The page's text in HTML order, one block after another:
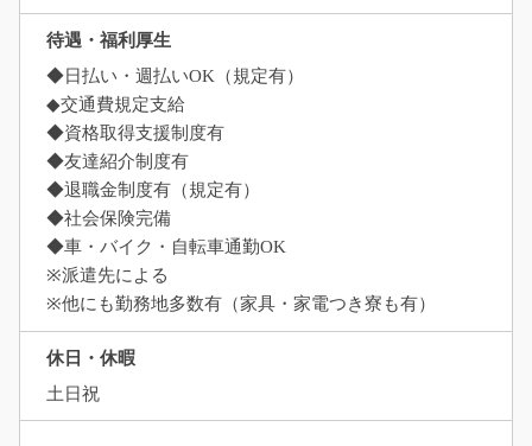
待遇・福利厚生
◆日払い・週払いOK（規定有）
◆交通費規定支給
◆資格取得支援制度有
◆友達紹介制度有
◆退職金制度有（規定有）
◆社会保険完備
◆車・バイク・自転車通勤OK
※派遣先による
※他にも勤務地多数有（家具・家電つき寮も有）
休日・休暇
土日祝